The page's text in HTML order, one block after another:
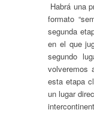
Habrá una
formato
segunda
en el que
segundo
volveremos
esta etapa
un lugar